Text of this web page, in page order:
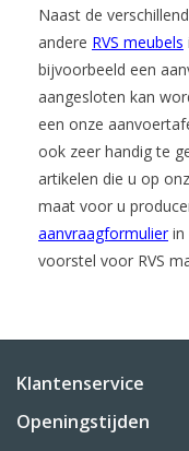
Naast de
andere RVS meubels
bijvoorbeeld een
aangesloten kan
een onze
ook zeer handig te
artikelen die u op
maat voor u
aanvraagformulierin
voorstel voor RVS
Klantenservice
Openingstijden